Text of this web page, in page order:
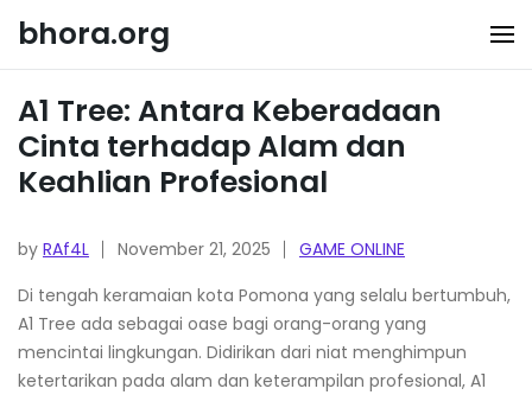
content
bhora.org
A1 Tree: Antara Keberadaan
Cinta terhadap Alam dan
Keahlian Profesional
by RAf4L November 21, 2025
GAME ONLINE
Di tengah keramaian kota Pomona yang selalu bertumbuh,
A1 Tree ada sebagai oase bagi orang-orang yang
mencintai lingkungan. Didirikan dari niat menghimpun
ketertarikan pada alam dan keterampilan profesional, A1